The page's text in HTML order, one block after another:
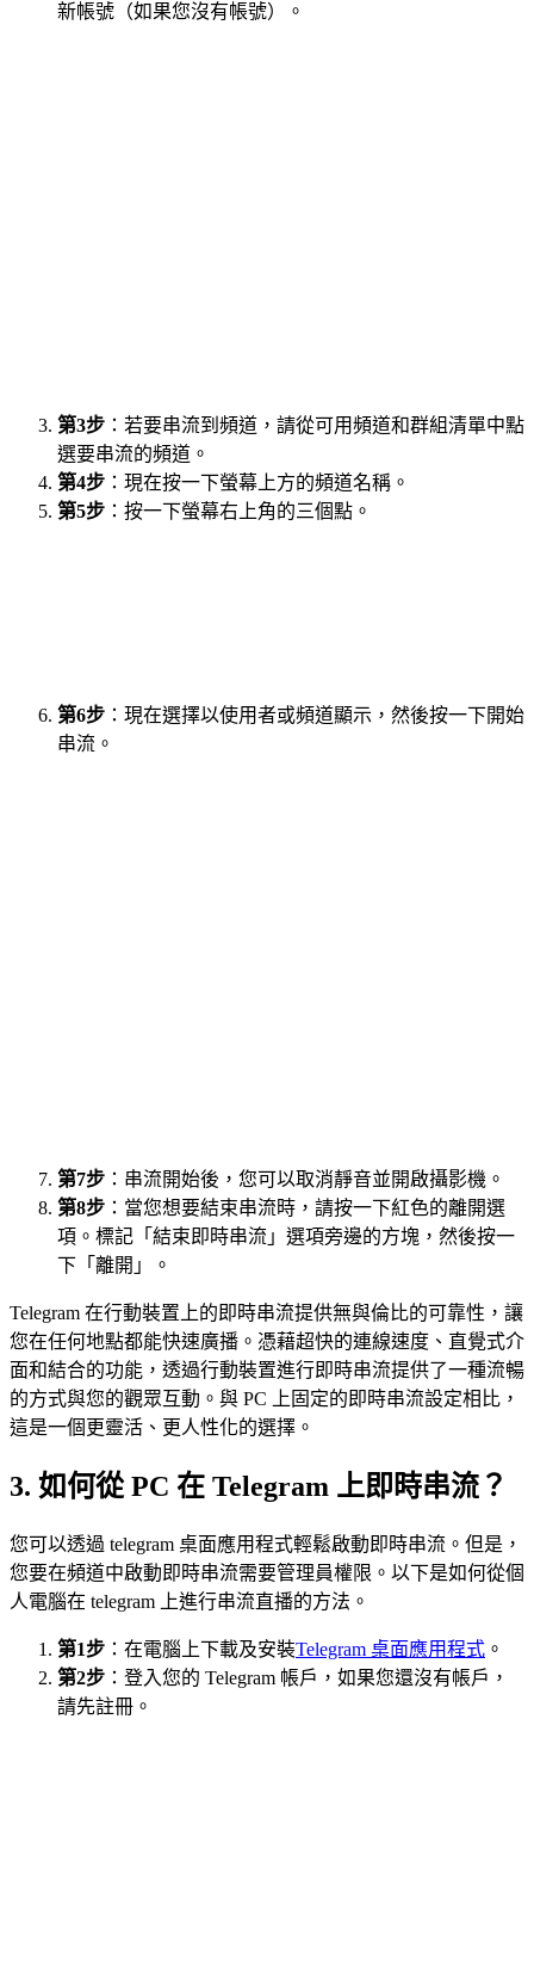
新帳號（如果您沒有帳號）。
第3步 ：若要串流到頻道，請從可用頻道和群組清單中點
選要串流的頻道。
第4步 ：現在按一下螢幕上方的頻道名稱。
第5步 ：按一下螢幕右上角的三個點。
第6步 ：現在選擇以使用者或頻道顯示，然後按一下開始
串流。
第7步 ：串流開始後，您可以取消靜音並開啟攝影機。
第8步 ：當您想要結束串流時，請按一下紅色的離開選
項。標記「結束即時串流」選項旁邊的方塊，然後按一
下「離開」。
Telegram 在行動裝置上的即時串流提供無與倫比的可靠性，讓
您在任何地點都能快速廣播。憑藉超快的連線速度、直覺式介
面和結合的功能，透過行動裝置進行即時串流提供了一種流暢
的方式與您的觀眾互動。與 PC 上固定的即時串流設定相比，
這是一個更靈活、更人性化的選擇。
3. 如何從 PC 在 Telegram 上即時串流？
您可以透過 telegram 桌面應用程式輕鬆啟動即時串流。但是，
您要在頻道中啟動即時串流需要管理員權限。以下是如何從個
人電腦在 telegram 上進行串流直播的方法。
第1步 ：在電腦上下載及安裝Telegram 桌面應用程式 。
第2步 ：登入您的 Telegram 帳戶，如果您還沒有帳戶，
請先註冊。